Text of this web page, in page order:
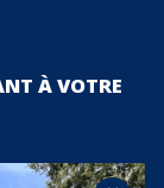
À VOTRE